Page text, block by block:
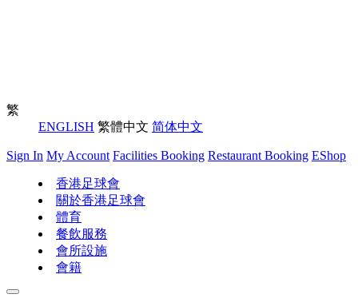
繁
ENGLISH 繁體中文 简体中文
Sign In My Account Facilities Booking Restaurant Booking EShop
香港足球會
關於香港足球會
體育
餐飲服務
會所設施
會籍